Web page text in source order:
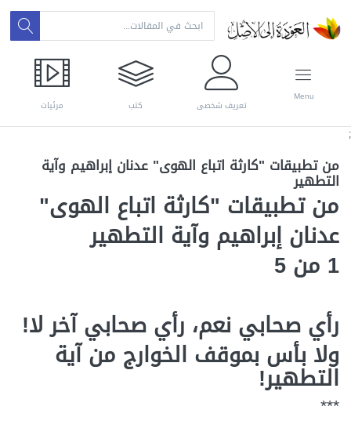
Menu
تعريف شخصي كتب مرئيات
;
من تطبيقات "كارثة اتباع الهوى" عدنان إبراهيم وآية
التطهير
من تطبيقات "كارثة اتباع الهوى"
عدنان إبراهيم وآية التطهير
1 من 5
رأي صحابي نعم، رأي صحابي آخر لا!
ولا بأس بموقف الخوارج من آية
التطهير!
***